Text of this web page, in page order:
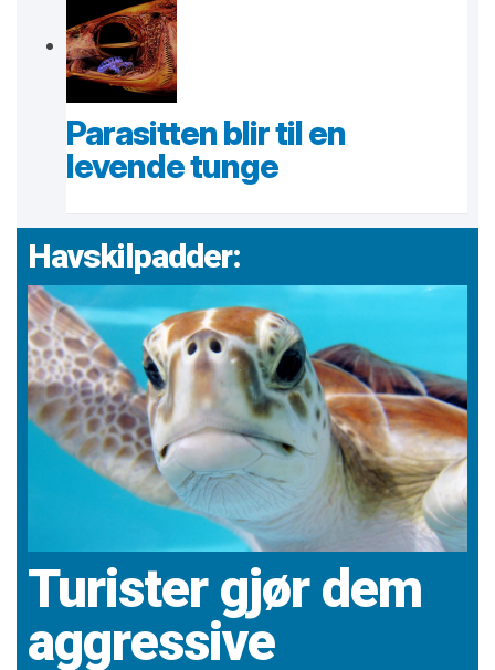
Parasitten blir til en
levende tunge
Havskilpadder:
Turister gjør dem
aggressive